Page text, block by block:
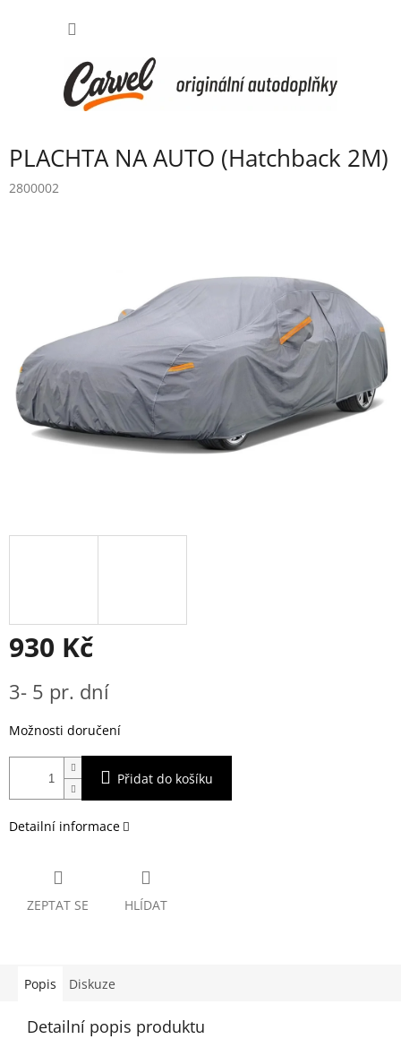
PLACHTA NA AUTO (Hatchback 2M)
2800002
930 Kč
cena:
3- 5 pr. dní
Možnosti doručení
Přidat do košíku
Detailní informace
ZEPTAT SE HLÍDAT
Popis Diskuze
Detailní popis produktu